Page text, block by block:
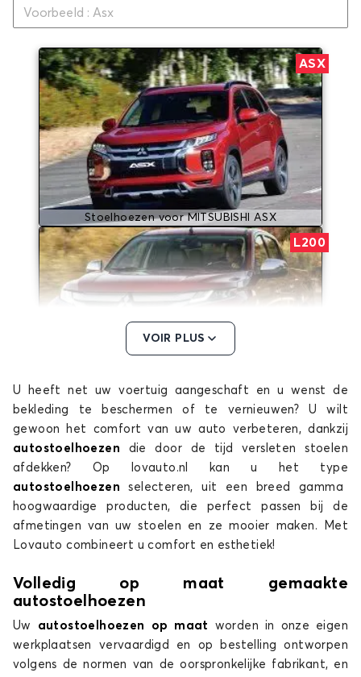
ASX
Stoelhoezen voor MITSUBISHI ASX
L200
Stoelhoezen voor MITSUBISHI L200
OUTLANDER
Stoelhoezen voor MITSUBISHI OUTLANDER
VOIR PLUS
U heeft net uw voertuig aangeschaft en u wenst de
bekleding te beschermen of te vernieuwen? U wilt
gewoon het comfort van uw auto verbeteren, dankzij
autostoelhoezen die door de tijd versleten stoelen
afdekken? Op lovauto.nl kan u het type
autostoelhoezenselecteren, uit een breed gamma
hoogwaardige producten, die perfect passen bij de
afmetingen van uw stoelen en ze mooier maken. Met
Lovauto combineert u comfort en esthetiek!
Volledig op maat gemaakte
autostoelhoezen
Uw autostoelhoezen op maat worden in onze eigen
werkplaatsen vervaardigd en op bestelling ontworpen
volgens de normen van de oorspronkelijke fabrikant, en